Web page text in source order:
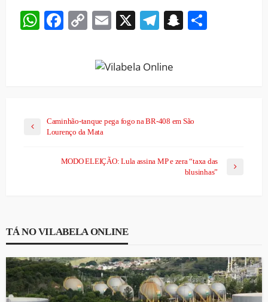
WhatsApp
Facebook
CopyEmail
X Telegram
Snapchat
Caminhão-tanque pega fogo na BR-408 em São
Lourenço da Mata
MODO ELEIÇÃO: Lula assina MP e zera “taxa das
blusinhas”
TÁ NO VILABELA ONLINE